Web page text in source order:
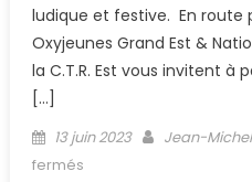
ludique et festive. En route
Oxyjeunes Grand Est &
la C.T.R. Est vous invitent à
[…]
Posted on
13 juin 2023 Author
Jean-Michel
fermés